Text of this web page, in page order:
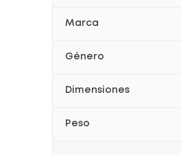
Marca
Género
Dimensiones
Peso